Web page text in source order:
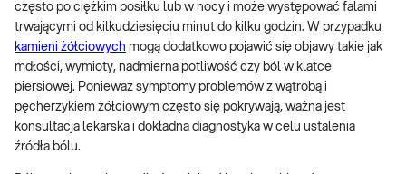
często po ciężkim posiłku lub w nocy i może występować falami
trwającymi od kilkudziesięciu minut do kilku godzin. W przypadku
kamieni żółciowych mogą dodatkowo pojawić się objawy takie jak
mdłości, wymioty, nadmierna potliwość czy ból w klatce
piersiowej. Ponieważ symptomy problemów z wątrobą i
pęcherzykiem żółciowym często się pokrywają, ważna jest
konsultacja lekarska i dokładna diagnostyka w celu ustalenia
źródła bólu.